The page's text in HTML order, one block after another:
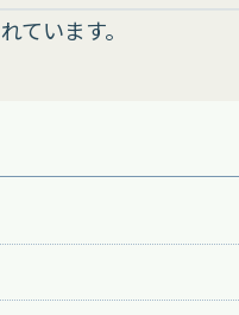
ています。